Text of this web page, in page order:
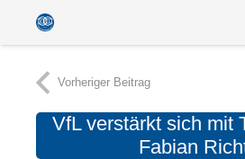
Vorheriger Beitrag
VfL verstärkt sich mit
Fabian